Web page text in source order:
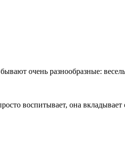
очень разнообразные:
воспитывает, она